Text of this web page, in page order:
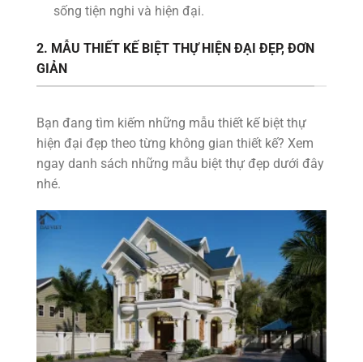
sống tiện nghi và hiện đại.
2. MẪU THIẾT KẾ BIỆT THỰ HIỆN ĐẠI ĐẸP, ĐƠN
GIẢN
Bạn đang tìm kiếm những mẫu thiết kế biệt thự
hiện đại đẹp theo từng không gian thiết kế? Xem
ngay danh sách những mẫu biệt thự đẹp dưới đây
nhé.